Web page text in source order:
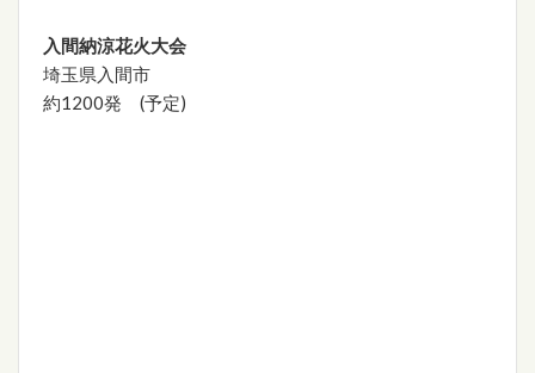
入間納涼花火大会
埼玉県入間市
約1200発 (予定)